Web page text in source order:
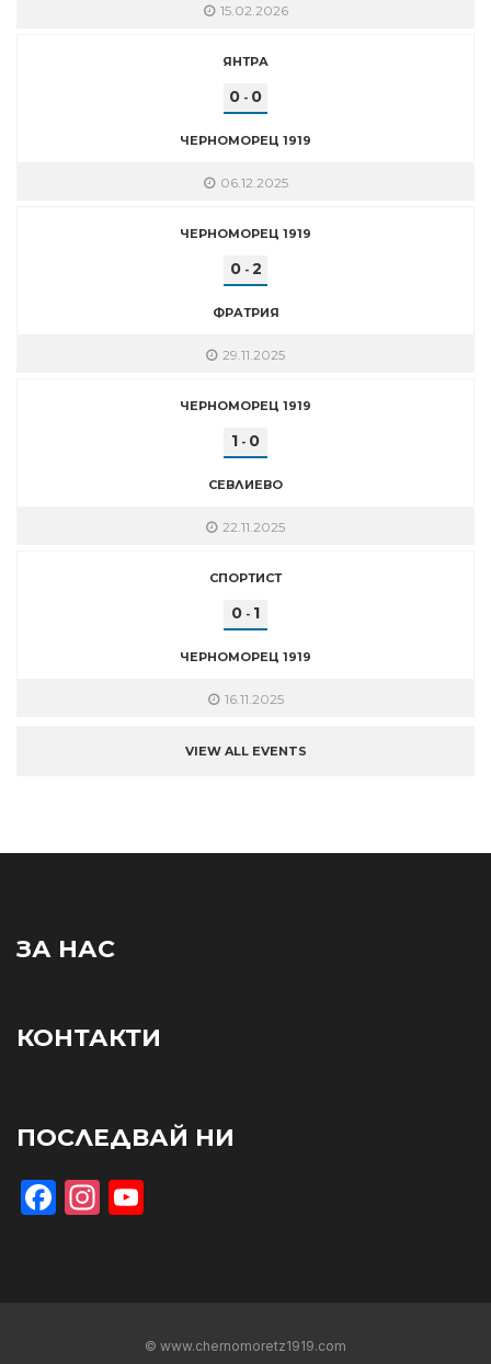
15.02.2026
ЯНТРА
0 - 0
ЧЕРНОМОРЕЦ 1919
06.12.2025
ЧЕРНОМОРЕЦ 1919
0- 2
ФРАТРИЯ
29.11.2025
ЧЕРНОМОРЕЦ 1919
1 - 0
СЕВЛИЕВО
22.11.2025
СПОРТИСТ
0 - 1
ЧЕРНОМОРЕЦ 1919
16.11.2025
VIEW ALL EVENTS
ЗА НАС
КОНТАКТИ
ПОСЛЕДВАЙ НИ
Facebook
Instagram
© www.chernomoretz1919.com